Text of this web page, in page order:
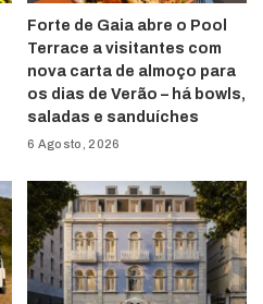
Forte de Gaia abre o Pool
Terrace a visitantes com
nova carta de almoço para
os dias de Verão – há bowls,
saladas e sanduíches
6 Agosto, 2026